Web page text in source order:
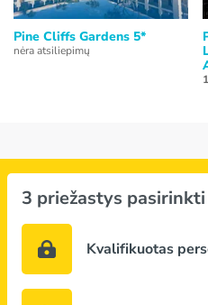
Pine Cliffs Gardens 5*
nėra atsiliepimų
3 priežastys
Kvalifikuotas